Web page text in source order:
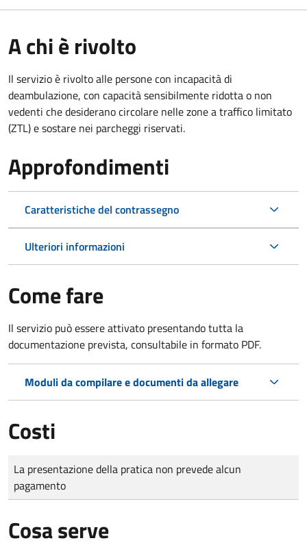
A chi è rivolto
Il servizio è rivolto alle persone con incapacità di
deambulazione, con capacità sensibilmente ridotta o non
vedenti che desiderano circolare nelle zone a traffico limitato
(ZTL) e sostare nei parcheggi riservati.
Approfondimenti
Caratteristiche del contrassegno
Ulteriori informazioni
Come fare
Il servizio può essere attivato presentando tutta la
documentazione prevista, consultabile in formato PDF.
Moduli da compilare e documenti da allegare
Costi
Tipo di pagamento
Importo
La presentazione della pratica non prevede alcun
pagamento
Cosa serve